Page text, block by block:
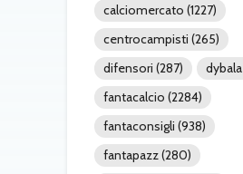
calciomercato (1227)
centrocampisti (265)
difensori (287) dybala
fantacalcio (2284)
fantaconsigli (938)
fantapazz(280)